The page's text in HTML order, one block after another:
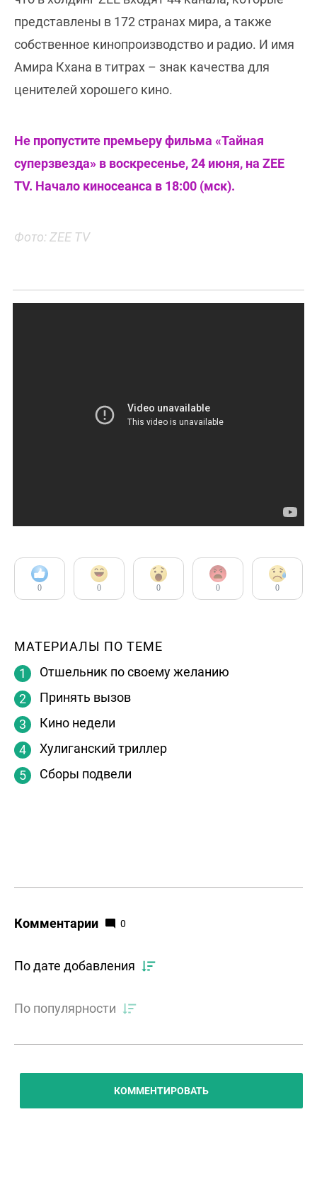
представлены в 172 странах мира, а также
собственное кинопроизводство и радио. И имя
Амира Кхана в титрах – знак качества для
ценителей хорошего кино.
Не пропустите премьеру фильма «Тайная
суперзвезда» в воскресенье, 24 июня, на ZEE
TV. Начало киносеанса в 18:00 (мск).
Фото: ZEE TV
0 0 0 0 0
МАТЕРИАЛЫ ПО ТЕМЕ
Отшельник по своему желанию
Принять вызов
Кино недели
Хулиганский триллер
Сборы подвели
Комментарии 0
По дате добавления
По популярности
КОММЕНТИРОВАТЬ